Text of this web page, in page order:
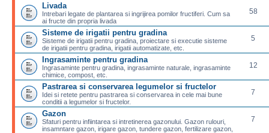
Livada
Intrebari legate de plantarea si ingrijirea pomilor fructiferi. Cum sa
ai fructe din propria livada
58
Sisteme de irigatii pentru gradina
Sisteme de irigatii pentru gradina, proiectare si executie sisteme
de irigatii pentru gradina, irigatii automatizate, etc.
5
Ingrasaminte pentru gradina
Ingrasaminte pentru gradina, ingrasaminte naturale, ingrasaminte
chimice, compost, etc.
12
Pastrarea si conservarea legumelor si fructelor
Idei si retete pentru pastrarea si conservarea in cele mai bune
conditii a legumelor si fructelor.
7
Gazon
Sfaturi pentru infiintarea si intretinerea gazonului. Gazon rulouri,
insamntare gazon, irigare gazon, tundere gazon, fertilizare gazon,
7